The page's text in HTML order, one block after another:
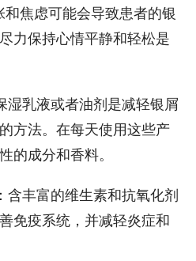
和焦虑可能会导致患者的银
力保持心情平静和轻松是
湿乳液或者油剂是减轻银屑
方法。在每天使用这些产
的成分和香料。
含丰富的维生素和抗氧化剂
免疫系统，并减轻炎症和